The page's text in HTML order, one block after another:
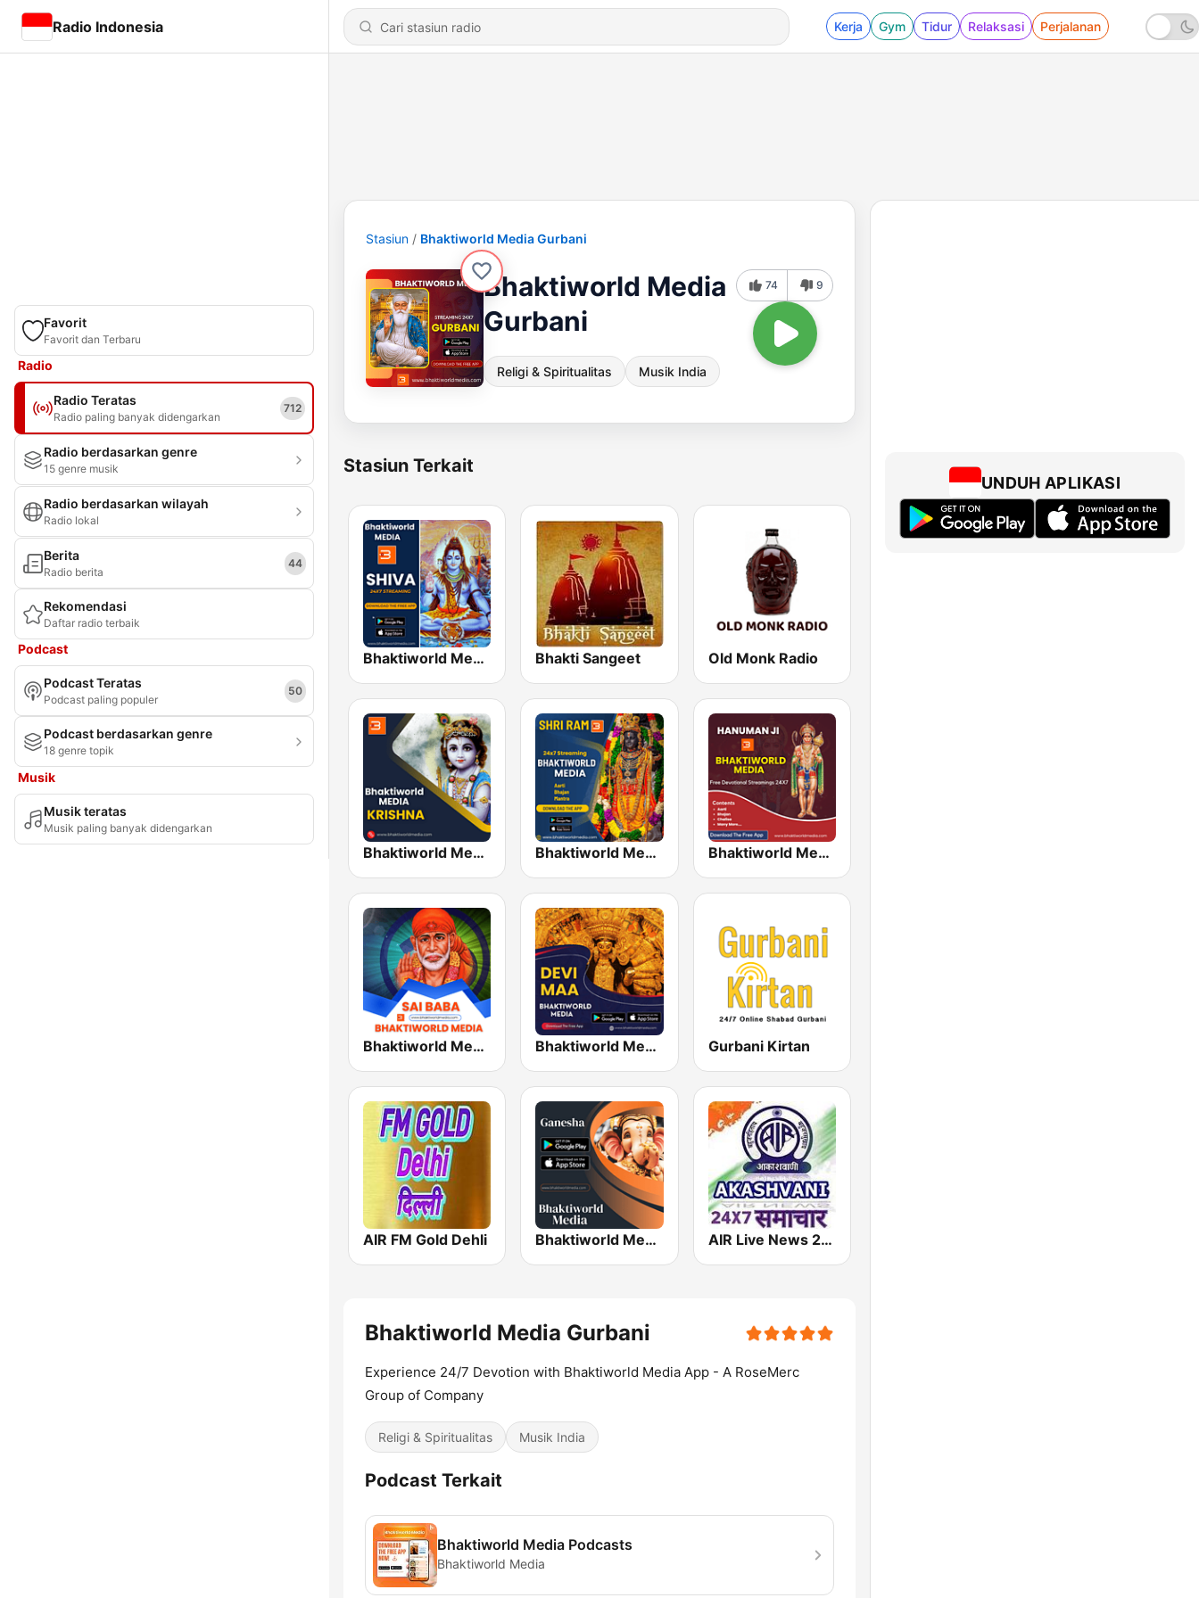
Radio Indonesia Kerja Gym Tidur Relaksasi Perjalanan
Favorit
Favorit dan Terbaru
Radio
Radio Teratas
Radio paling banyak didengarkan
712
Radio berdasarkan genre
15 genre musik
Radio berdasarkan wilayah
Radio lokal
Berita
Radio berita
44
Rekomendasi
Daftar radio terbaik
Podcast
Podcast Teratas
Podcast paling populer
50
Podcast berdasarkan genre
18 genre topik
Musik
Musik teratas
Musik paling banyak didengarkan
Stasiun Bhaktiworld Media Gurbani
Bhaktiworld Media
Gurbani
Religi & Spiritualitas Musik India
74 9
Stasiun Terkait
Bhaktiworld Media Shiva Bhakti Sangeet Old Monk Radio
Bhaktiworld Media Krishna Bhaktiworld Media Shri Ram Bhaktiworld Media Hanuman Ji
Bhaktiworld Media Sai Baba Bhaktiworld Media Devi Maa Gurbani Kirtan
AIR FM Gold Dehli Bhaktiworld Media Ganesha AIR Live News 24x7
Bhaktiworld Media Gurbani
Experience 24/7 Devotion with Bhaktiworld Media App - A RoseMerc
Group of Company
Religi & Spiritualitas Musik India
Podcast Terkait
Bhaktiworld Media Podcasts
Bhaktiworld Media
UNDUH APLIKASI